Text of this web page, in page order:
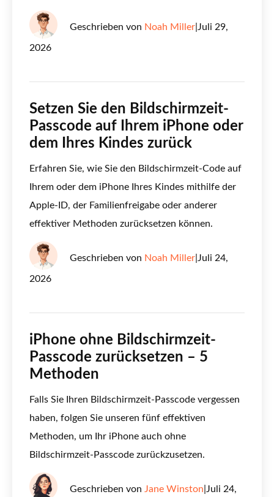
Geschrieben von Noah Miller Juli 29,
2026
Setzen Sie den Bildschirmzeit-
Passcode auf Ihrem iPhone oder
dem Ihres Kindes zurück
Erfahren Sie, wie Sie den Bildschirmzeit-Code auf
Ihrem oder dem iPhone Ihres Kindes mithilfe der
Apple-ID, der Familienfreigabe oder anderer
effektiver Methoden zurücksetzen können.
Geschrieben von Noah Miller Juli 24,
2026
iPhone ohne Bildschirmzeit-
Passcode zurücksetzen – 5
Methoden
Falls Sie Ihren Bildschirmzeit-Passcode vergessen
haben, folgen Sie unseren fünf effektiven
Methoden, um Ihr iPhone auch ohne
Bildschirmzeit-Passcode zurückzusetzen.
Geschrieben von Jane Winston Juli 24,